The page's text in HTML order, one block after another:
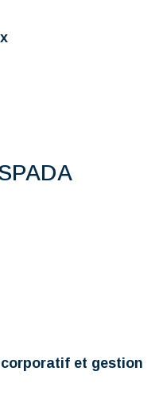
et gestion